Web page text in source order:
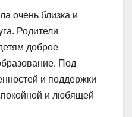
очень близка и
Родители
доброе
Под
и поддержки
и любящей